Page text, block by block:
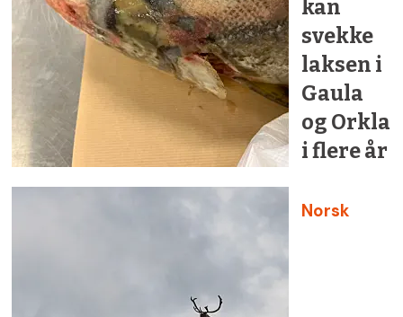
kan
svekke
laksen i
Gaula
og Orkla
i flere år
Norsk